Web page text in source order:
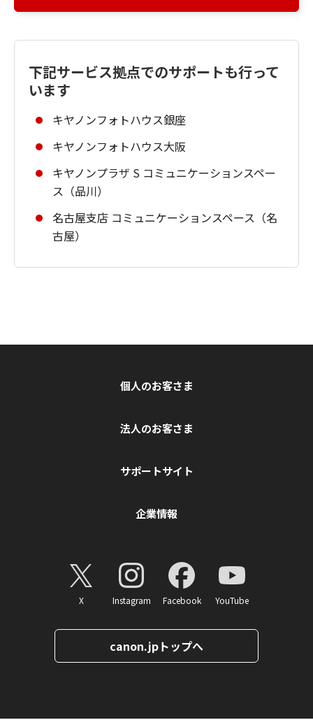
下記サービス拠点でのサポートも行って
います
キヤノンフォトハウス銀座
キヤノンフォトハウス大阪
キヤノンプラザ S コミュニケーションスペー
ス（品川）
名古屋支店 コミュニケーションスペース（名
古屋）
個人のお客さま
法人のお客さま
サポートサイト
企業情報
X Instagram Facebook YouTube
canon.jpトップへ